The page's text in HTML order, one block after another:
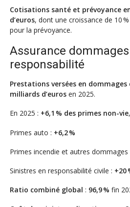
Cotisations santé et prévoyance
d’euros, dont une croissance de 10
pour la prévoyance.
Assurance
responsabilité
Prestations versées en
milliards d’euros en 2025.
En 2025 : +6,1 % des primes non-vie,
Primes auto : +6,2 %
Primes incendie et autres dommages
Sinistres en responsabilité civile : +20
Ratio combiné global : 96,9 % fin